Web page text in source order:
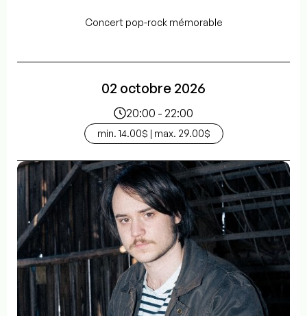
Concert pop-rock mémorable
02 octobre 2026
20:00 - 22:00
min. 14.00$ | max. 29.00$